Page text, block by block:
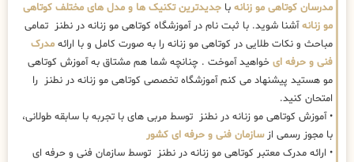
مدرسان کوتاهی مو زنانه با جدیدترین تکنیک ها و مدل های مختلف کوتاهی
مو زنانهآشنا شوید. با ثبت نام در آموزشگاه کوتاهی مو زنانه در نطنز تمامی
مباحث و نکات طلایی در کوتاهی مو زنانه را به صورت کامل و با ارائه مدرک
فنی و حرفه ای خواهید آموخت . چنانچه شما هم مشتاق به آموزش کوتاهی
مو هستید پیشنهاد می کنم آموزشگاه تخصصی کوتاهی مو زنانه در نطنز را
امتحان کنید.
• آموزش کوتاهی مو زنانه در نطنز توسط مربی های با تجربه با سابقه طولانی،
با مجوز رسمی ازسازمان فنی و حرفه ای کشور
• ارائه مدرک معتبر کوتاهی مو زنانه در نطنز توسط سازمان فنی و حرفه ای